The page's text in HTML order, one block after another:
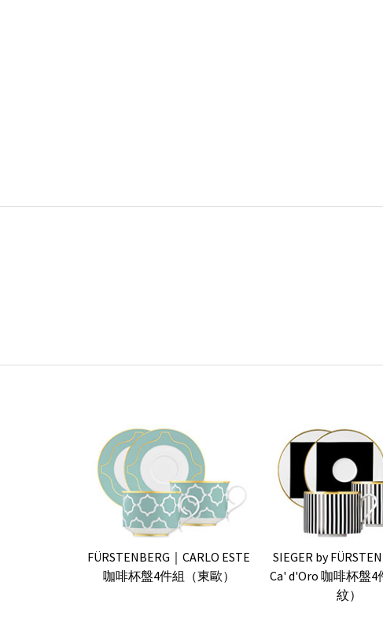
FÜRSTENBERG｜CARLO ESTE
咖啡杯盤4件組（東歐）
SIEGER by
Ca' d'Oro 咖啡杯盤4
紋）